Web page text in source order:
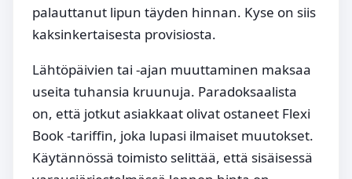
palauttanut lipun täyden hinnan. Kyse on siis
kaksinkertaisesta provisiosta.
Lähtöpäivien tai -ajan muuttaminen maksaa
useita tuhansia kruunuja. Paradoksaalista
on, että jotkut asiakkaat olivat ostaneet Flexi
Book -tariffin, joka lupasi ilmaiset muutokset.
Käytännössä toimisto selittää, että sisäisessä